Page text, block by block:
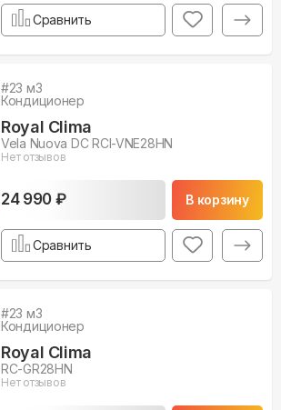
Сравнить
#23 м3
Кондиционер
Royal Clima
Vela Nuova DC RCI-VNE28HN
Нет отзывов
24 990 ₽ В корзину
Сравнить
#23 м3
Кондиционер
Royal Clima
RC-GR28HN
Нет отзывов